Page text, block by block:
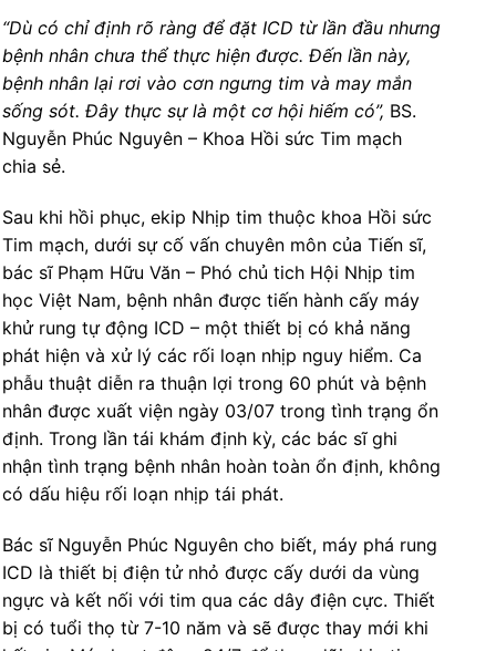
“Dù có chỉ định rõ ràng để đặt ICD từ lần đầu nhưng
bệnh nhân chưa thể thực hiện được. Đến lần này,
bệnh nhân lại rơi vào cơn ngưng tim và may mắn
sống sót. Đây thực sự là một cơ hội hiếm có”, BS.
Nguyễn Phúc Nguyên – Khoa Hồi sức Tim mạch
chia sẻ.
Sau khi hồi phục, ekip Nhịp tim thuộc khoa Hồi sức
Tim mạch, dưới sự cố vấn chuyên môn của Tiến sĩ,
bác sĩ Phạm Hữu Văn – Phó chủ tich Hội Nhịp tim
học Việt Nam, bệnh nhân được tiến hành cấy máy
khử rung tự động ICD – một thiết bị có khả năng
phát hiện và xử lý các rối loạn nhịp nguy hiểm. Ca
phẫu thuật diễn ra thuận lợi trong 60 phút và bệnh
nhân được xuất viện ngày 03/07 trong tình trạng ổn
định. Trong lần tái khám định kỳ, các bác sĩ ghi
nhận tình trạng bệnh nhân hoàn toàn ổn định, không
có dấu hiệu rối loạn nhịp tái phát.
Bác sĩ Nguyễn Phúc Nguyên cho biết, máy phá rung
ICD là thiết bị điện tử nhỏ được cấy dưới da vùng
ngực và kết nối với tim qua các dây điện cực. Thiết
bị có tuổi thọ từ 7-10 năm và sẽ được thay mới khi